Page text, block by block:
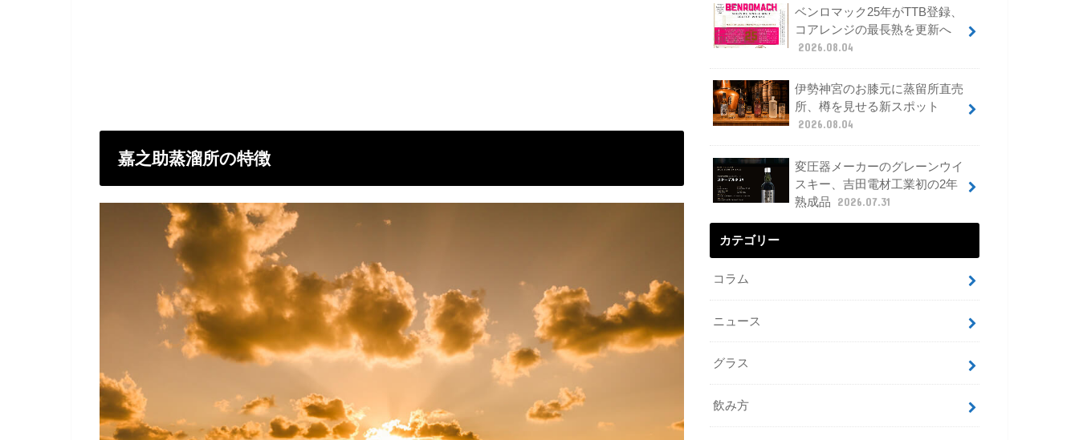
嘉之助蒸溜所の特徴
ベンロマック25年がTTB登録、
コアレンジの最長熟を更新へ
2026.08.04
伊勢神宮のお膝元に蒸留所直売
所、樽を見せる新スポット
2026.08.04
変圧器メーカーのグレーンウイ
スキー、吉田電材工業初の2年
熟成品
2026.07.31
カテゴリー
コラム
ニュース
グラス
飲み方